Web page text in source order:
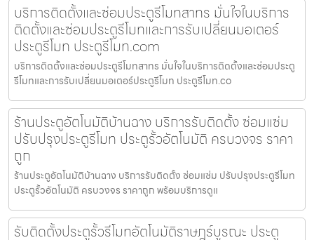
บริการติดตั้งและซ่อมประตูรีโมทสาทร มั่นใจในบริการ
ติดตั้งและซ่อมประตูรีโมทและการรับเปลี่ยนมอเตอร์
ประตูรีโมท ประตูรีโมท.com
บริการติดตั้งและซ่อมประตูรีโมทสาทร มั่นใจในบริการติดตั้งและซ่อมประตู
รีโมทและการรับเปลี่ยนมอเตอร์ประตูรีโมท ประตูรีโมท.co
ร้านประตูอัตโนมัติบ้านฉาง บริการรับติดตั้ง ซ่อมแซ่ม
ปรับปรุงประตูรีโมท ประตูรั้วอัตโนมัติ ครบวงจร ราคา
ถูก
ร้านประตูอัตโนมัติบ้านฉาง บริการรับติดตั้ง ซ่อมแซ่ม ปรับปรุงประตูรีโมท
ประตูรั้วอัตโนมัติ ครบวงจร ราคาถูก พร้อมบริการดูแ
รับติดตั้งประตูรั้วรีโมทอัตโนมัติราษฎร์บูรณะ ประตู